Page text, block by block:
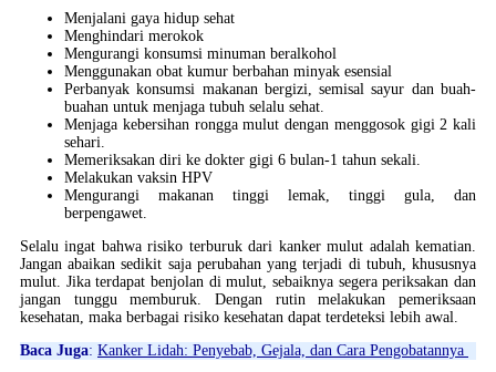
Menjalani gaya hidup sehat
Menghindari merokok
Mengurangi konsumsi minuman beralkohol
Menggunakan obat kumur berbahan minyak esensial
Perbanyak konsumsi makanan bergizi, semisal sayur dan buah-
buahan untuk menjaga tubuh selalu sehat.
Menjaga kebersihan rongga mulut dengan menggosok gigi 2 kali
sehari.
Memeriksakan diri ke dokter gigi 6 bulan-1 tahun sekali.
Melakukan vaksin HPV
Mengurangi makanan tinggi lemak, tinggi gula, dan
berpengawet.
Selalu ingat bahwa risiko terburuk dari kanker mulut adalah kematian.
Jangan abaikan sedikit saja perubahan yang terjadi di tubuh, khususnya
mulut. Jika terdapat benjolan di mulut, sebaiknya segera periksakan dan
jangan tunggu memburuk. Dengan rutin melakukan pemeriksaan
kesehatan, maka berbagai risiko kesehatan dapat terdeteksi lebih awal.
Baca Juga: Kanker Lidah: Penyebab, Gejala, dan Cara Pengobatannya